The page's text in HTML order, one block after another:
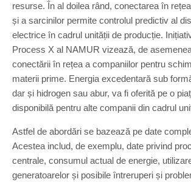
resurse. În al doilea rând, conectarea în
și a sarcinilor permite controlul predictiv al
electrice în cadrul unității de producție.
Process X al NAMUR vizează, de
conectării în rețea a companiilor pentru
materii prime. Energia excedentară sub
dar și hidrogen sau abur, va fi oferită pe o
disponibilă pentru alte companii din cadrul
Astfel de abordări se bazează pe date
Acestea includ, de exemplu, date privind
centrale, consumul actual de energie,
generatoarelor și posibile întreruperi și